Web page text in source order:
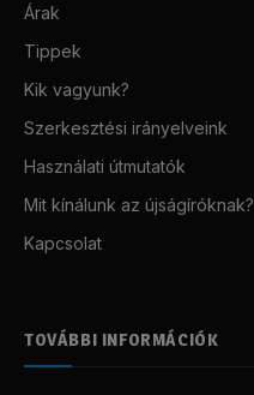
Árak
Tippek
Kik vagyunk?
Szerkesztési irányelveink
Használati útmutatók
Mit kínálunk az újságíróknak?
Kapcsolat
TOVÁBBI INFORMÁCIÓK